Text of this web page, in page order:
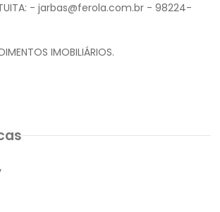
- jarbas@ferola.com.br - 98224-
IMOBILIÁRIOS.